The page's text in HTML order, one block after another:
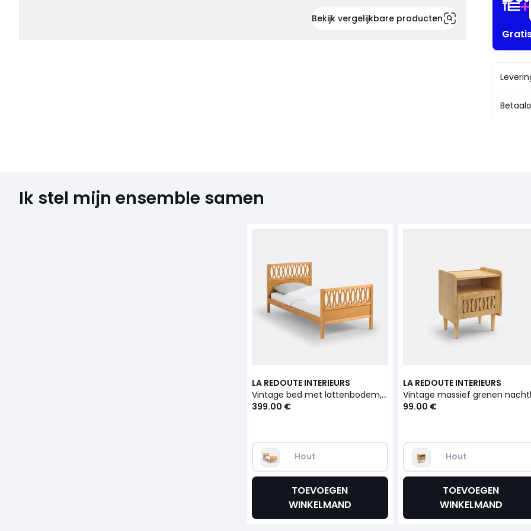
Bekijk vergelijkbare producten
Ik stel mijn ensemble samen
LA REDOUTE INTERIEURS
Vintage bed met lattenbodem, massief grenen, Malaya
399.00 €
Hout
TOEVOEGEN
WINKELMAND
LA REDOUTE INTERIEURS
99.00 €
Hout
TOEVOEGEN
WINKELMAND